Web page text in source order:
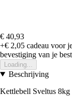
€ 40,93
+€ 2,05 cadeau voor
bevestiging van je
Loading...
Beschrijving
Kettlebell Sveltus 8kg